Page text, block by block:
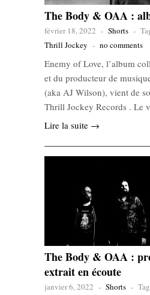
The Body & OAA :
février 18, 2022 - Shorts -
Thrill Jockey - no comments
Enemy of Love, l’album
et du producteur de
(aka AJ Wilson), vient de
Thrill Jockey Records . Le
Lire la suite →
The Body & OAA :
extrait en écoute
janvier 6, 2022 - Shorts -